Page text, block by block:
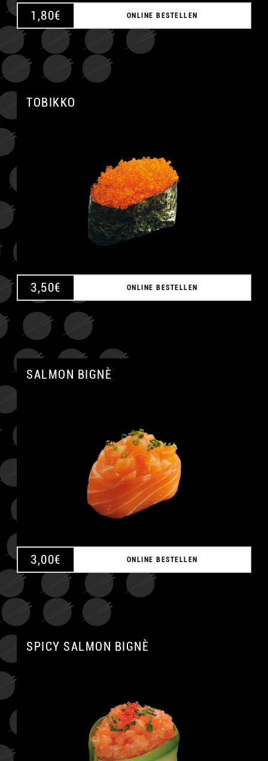
1,80€ ONLINE BESTELLEN
TOBIKKO
3,50€ ONLINE BESTELLEN
SALMON BIGNÈ
3,00€ ONLINE BESTELLEN
SPICY SALMON BIGNÈ